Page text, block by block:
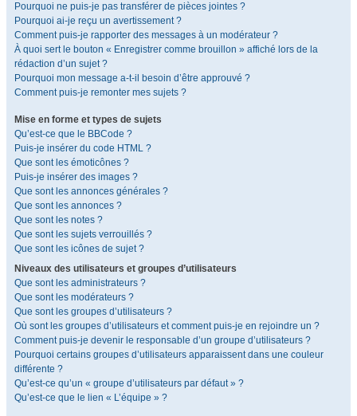
Pourquoi ne puis-je pas transférer de pièces jointes ?
Pourquoi ai-je reçu un avertissement ?
Comment puis-je rapporter des messages à un modérateur ?
À quoi sert le bouton « Enregistrer comme brouillon » affiché lors de la
rédaction d’un sujet ?
Pourquoi mon message a-t-il besoin d’être approuvé ?
Comment puis-je remonter mes sujets ?
Mise en forme et types de sujets
Qu’est-ce que le BBCode ?
Puis-je insérer du code HTML ?
Que sont les émoticônes ?
Puis-je insérer des images ?
Que sont les annonces générales ?
Que sont les annonces ?
Que sont les notes ?
Que sont les sujets verrouillés ?
Que sont les icônes de sujet ?
Niveaux des utilisateurs et groupes d’utilisateurs
Que sont les administrateurs ?
Que sont les modérateurs ?
Que sont les groupes d’utilisateurs ?
Où sont les groupes d’utilisateurs et comment puis-je en rejoindre un ?
Comment puis-je devenir le responsable d’un groupe d’utilisateurs ?
Pourquoi certains groupes d’utilisateurs apparaissent dans une couleur
différente ?
Qu’est-ce qu’un « groupe d’utilisateurs par défaut » ?
Qu’est-ce que le lien « L’équipe » ?